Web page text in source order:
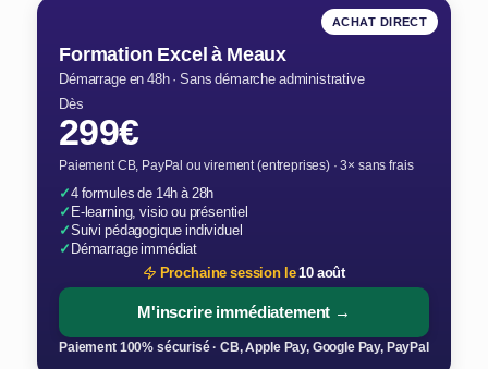
ACHAT DIRECT
Formation Excel à Meaux
Démarrage en 48h · Sans démarche administrative
Dès
299€
Paiement CB, PayPal ou virement (entreprises) · 3× sans frais
✓4 formules de 14h à 28h
✓E-learning, visio ou présentiel
✓Suivi pédagogique individuel
✓Démarrage immédiat
Prochaine session le10 août
M'inscrire immédiatement →
Paiement 100% sécurisé · CB, Apple Pay, Google Pay, PayPal